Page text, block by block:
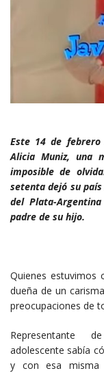
Este 14 de
Alicia Muniz, una
imposible de
setenta dejó su
del Plata-
padre de su hijo.
Quienes estuvimos
dueña de un
preocupaciones de
Representante
adolescente sabía
y con esa misma